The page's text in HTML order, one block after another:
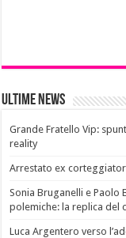
Ultime News
Grande Fratello Vip:
reality
Arrestato ex
Sonia Bruganelli e Paolo
polemiche: la replica del
Luca Argentero verso